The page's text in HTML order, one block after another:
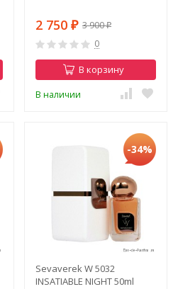
2 750 ₽ 3 900₽
0
В корзину
В наличии
-34%
Sevaverek W 5032
INSATIABLE NIGHT 50ml